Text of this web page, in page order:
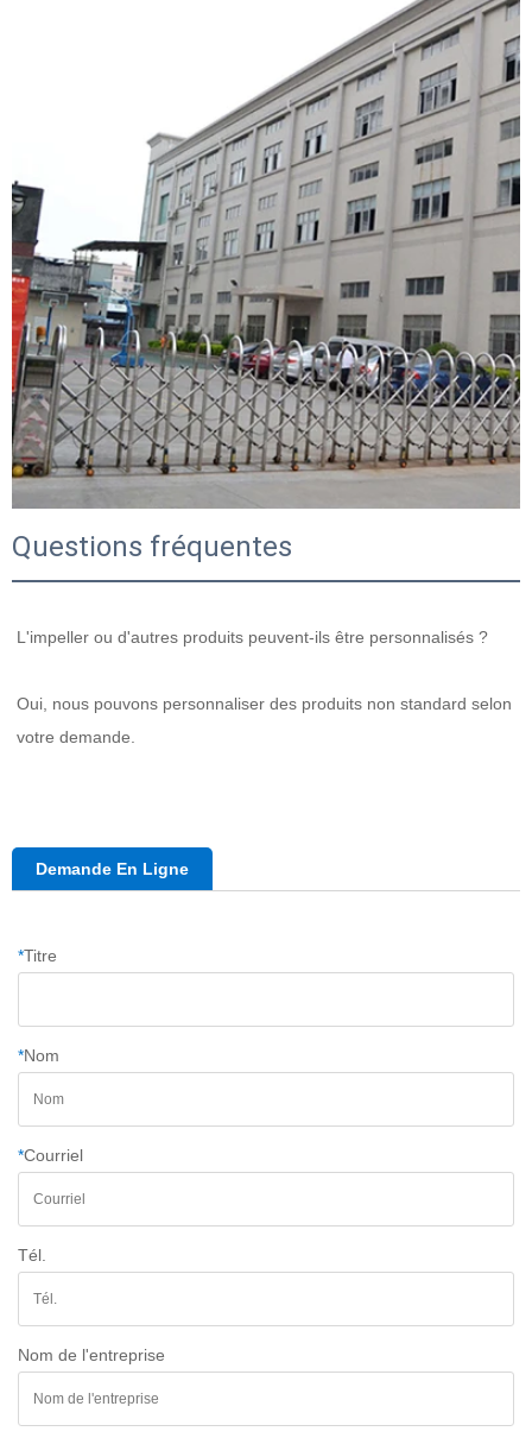
Questions fréquentes
L'impeller ou d'autres produits peuvent-ils être personnalisés ?
Oui, nous pouvons personnaliser des produits non standard selon
votre demande.
Demande En Ligne
*Titre
*Nom
*Courriel
Tél.
Nom de l'entreprise